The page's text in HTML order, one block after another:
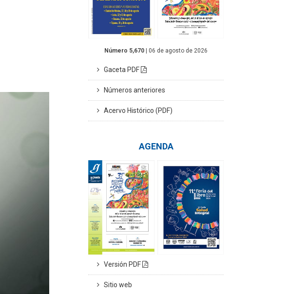
Número 5,670 | 06 de agosto de 2026
Gaceta PDF
Números anteriores
Acervo Histórico (PDF)
AGENDA
Versión PDF
Sitio web